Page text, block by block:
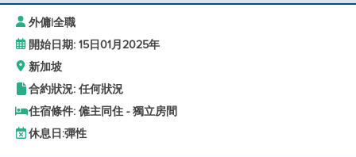
外傭|全職
開始日期: 15日01月2025年
新加坡
合約狀況: 任何狀況
住宿條件: 僱主同住 - 獨立房間
休息日:彈性